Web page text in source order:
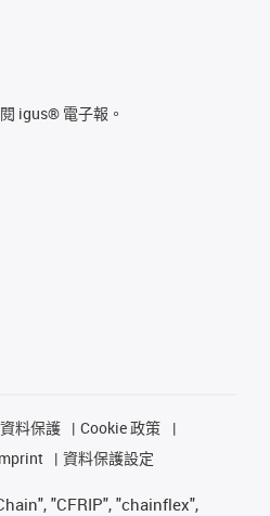
igus® 電子報。
料保護
Cookie 政策
資料保護設定
"CFRIP", "chainflex",